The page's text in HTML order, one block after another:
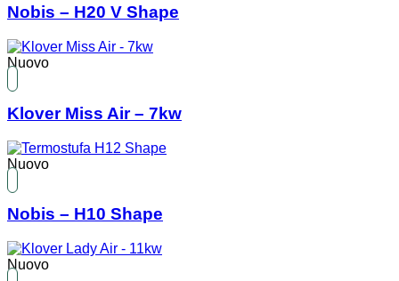
Nobis – H20 V Shape
Nuovo
Klover Miss Air – 7kw
Nuovo
Nobis – H10 Shape
Nuovo